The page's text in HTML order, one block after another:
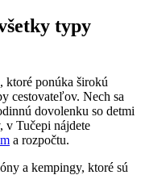
typy
ktoré ponúka širokú
cestovateľov. Nech sa
dovolenku so detmi
v Tučepi nájdete
a rozpočtu.
a kempingy, ktoré sú